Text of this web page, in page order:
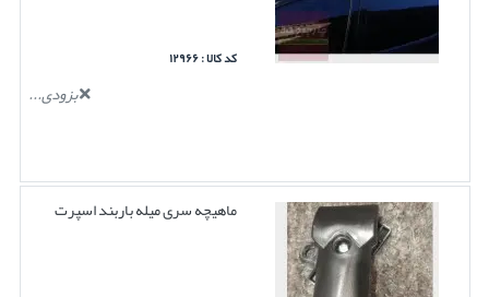
کد کالا : ۱۲۹۶۶
بزودی...
ماهیچه سری میله باربند اسپرت